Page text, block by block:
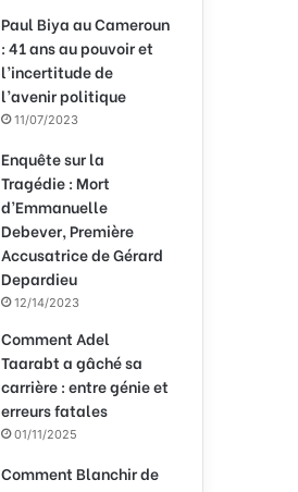
Paul Biya au Cameroun
: 41 ans au pouvoir et
l’incertitude de
l’avenir politique
11/07/2023
Enquête sur la
Tragédie : Mort
d’Emmanuelle
Debever, Première
Accusatrice de Gérard
Depardieu
12/14/2023
Comment Adel
Taarabt a gâché sa
carrière : entre génie et
erreurs fatales
01/11/2025
Comment Blanchir de